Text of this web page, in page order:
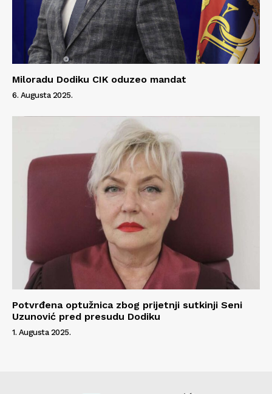
Miloradu Dodiku CIK oduzeo mandat
6. Augusta 2025.
Potvrđena optužnica zbog prijetnji sutkinji Seni
Uzunović pred presudu Dodiku
1. Augusta 2025.